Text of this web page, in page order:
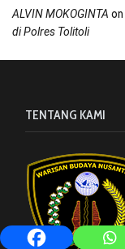
ALVIN MOKOGINTA on
di Polres Tolitoli
TENTANG KAMI